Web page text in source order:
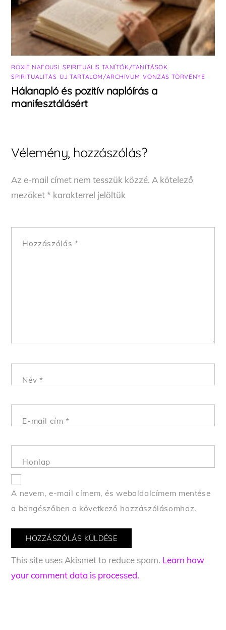
ROXIE NAFOUSI ,SPIRITUÁLIS TANÍTÓK/TANÍTÁSOK
SPIRITUALITÁS ÚJ TARTALOM/ARCHÍVUM ,VONZÁS TÖRVÉNYE
Hálanapló és pozitív naplóírás a
manifesztálásért
Vélemény, hozzászólás?
Az e-mail címet nem tesszük közzé. A kötelező
mezőket* karakterrel jelöltük
Hozzászólás *
Név *
E-mail cím*
Honlap
A nevem, e-mail címem, és weboldalcímem mentése
a böngészőben a következő hozzászólásomhoz.
This site uses Akismet to reduce spam. Learn how
your comment data is processed.